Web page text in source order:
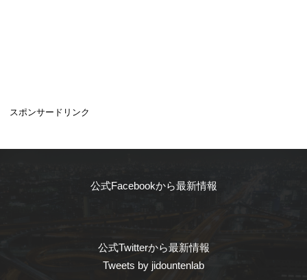
スポンサードリンク
公式Facebookから最新情報
公式Twitterから最新情報
Tweets by jidountenlab